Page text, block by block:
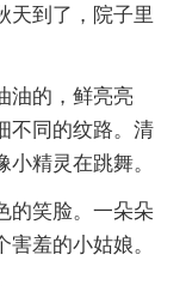
天到了，院子里
油的，鲜亮亮
不同的纹路。清
精灵在跳舞。
的笑脸。一朵朵
羞的小姑娘。